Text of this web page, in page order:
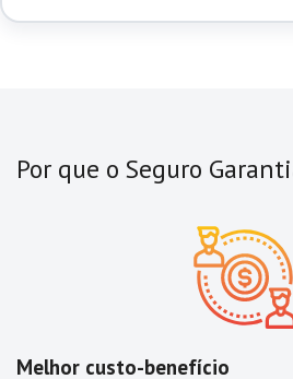
Por que o Seguro
Melhor custo-benefício